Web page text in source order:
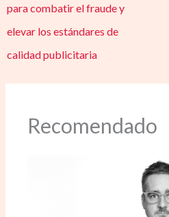
para combatir el fraude y
elevar los estándares de
calidad publicitaria
Recomendado